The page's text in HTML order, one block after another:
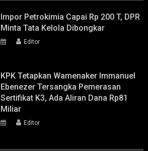
Impor Petrokimia Capai Rp 200 T, DPR
Minta Tata Kelola Dibongkar
Editor
KPK Tetapkan Wamenaker Immanuel
Ebenezer Tersangka Pemerasan
Sertifikat K3, Ada Aliran Dana Rp81
Miliar
Editor